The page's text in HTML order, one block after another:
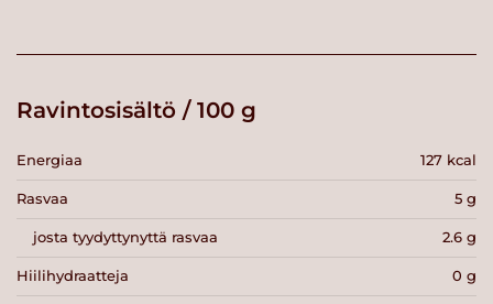
Ravintosisältö / 100 g
Energiaa 127 kcal
Rasvaa 5 g
josta tyydyttynyttä rasvaa 2.6 g
Hiilihydraatteja 0 g